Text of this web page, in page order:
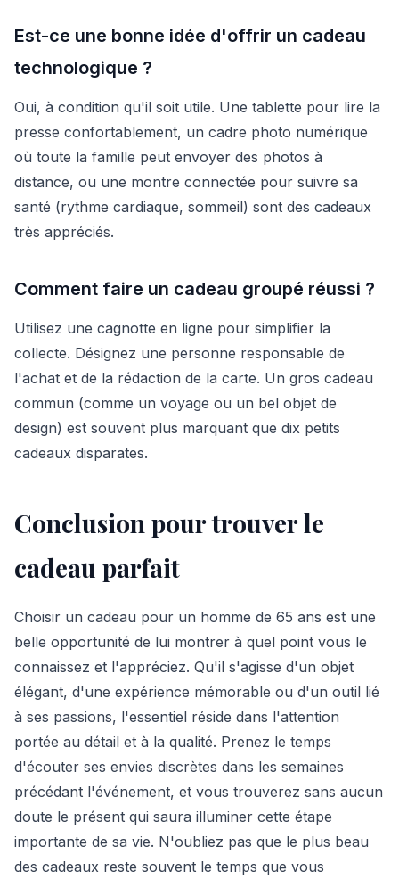
Est-ce une bonne idée d'offrir un cadeau
technologique ?
Oui, à condition qu'il soit utile. Une tablette pour lire la
presse confortablement, un cadre photo numérique
où toute la famille peut envoyer des photos à
distance, ou une montre connectée pour suivre sa
santé (rythme cardiaque, sommeil) sont des cadeaux
très appréciés.
Comment faire un cadeau groupé réussi ?
Utilisez une cagnotte en ligne pour simplifier la
collecte. Désignez une personne responsable de
l'achat et de la rédaction de la carte. Un gros cadeau
commun (comme un voyage ou un bel objet de
design) est souvent plus marquant que dix petits
cadeaux disparates.
Conclusion pour trouver le
cadeau parfait
Choisir un cadeau pour un homme de 65 ans est une
belle opportunité de lui montrer à quel point vous le
connaissez et l'appréciez. Qu'il s'agisse d'un objet
élégant, d'une expérience mémorable ou d'un outil lié
à ses passions, l'essentiel réside dans l'attention
portée au détail et à la qualité. Prenez le temps
d'écouter ses envies discrètes dans les semaines
précédant l'événement, et vous trouverez sans aucun
doute le présent qui saura illuminer cette étape
importante de sa vie. N'oubliez pas que le plus beau
des cadeaux reste souvent le temps que vous